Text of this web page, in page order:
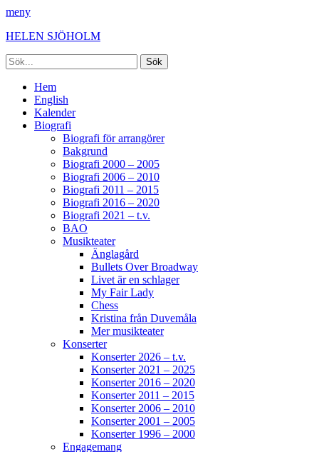
meny
HELEN SJÖHOLM
Sök
efter:
[label]
Primär
meny
Hoppa
innehåll
Hem
English
Kalender
Biografi
Biografi för arrangörer
Bakgrund
Biografi 2000 – 2005
Biografi 2006 – 2010
Biografi 2011 – 2015
Biografi 2016 – 2020
Biografi 2021 – t.v.
BAO
Musikteater
Änglagård
Bullets Over Broadway
Livet är en schlager
My Fair Lady
Chess
Kristina från Duvemåla
Mer musikteater
Konserter
Konserter 2026 – t.v.
Konserter 2021 – 2025
Konserter 2016 – 2020
Konserter 2011 – 2015
Konserter 2006 – 2010
Konserter 2001 – 2005
Konserter 1996 – 2000
Engagemang